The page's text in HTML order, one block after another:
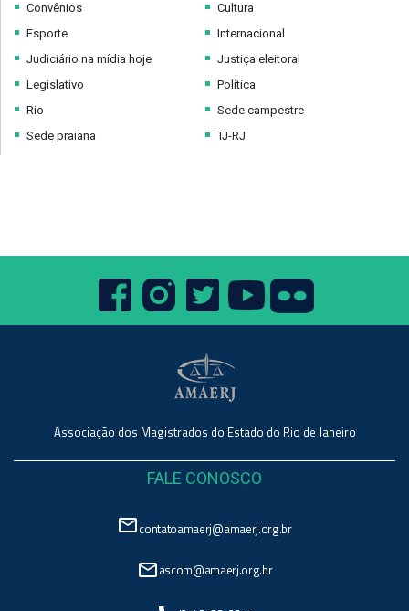
Convênios
Esporte
Judiciário na mídia hoje
Legislativo
Rio
Sede praiana
Cultura
Internacional
Justiça eleitoral
Política
Sede campestre
TJ-RJ
Associação dos Magistrados do Estado do Rio de Janeiro
FALE CONOSCO
mail_outlinecontatoamaerj@amaerj.org.br
mail_outlineascom@amaerj.org.br